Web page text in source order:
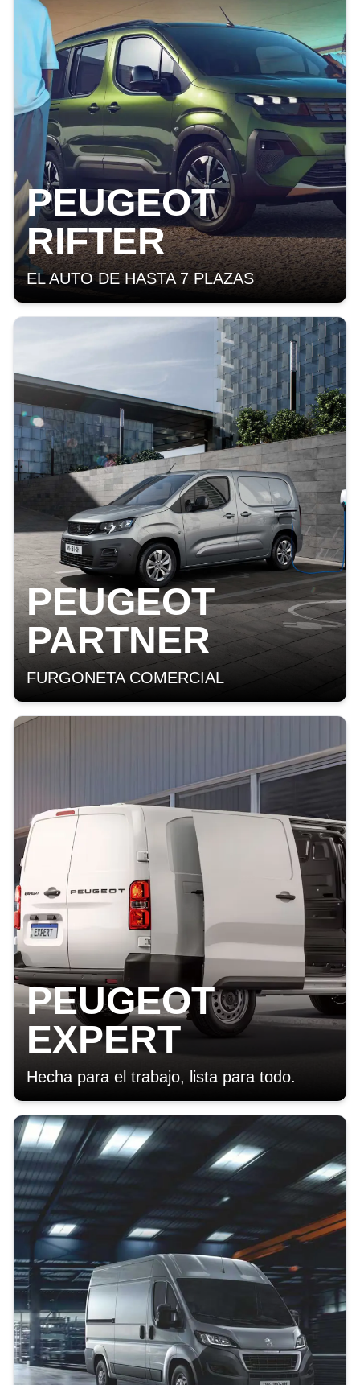
PEUGEOT
RIFTER
EL AUTO DE HASTA 7 PLAZAS
PEUGEOT
PARTNER
FURGONETA COMERCIAL
PEUGEOT
EXPERT
Hecha para el trabajo, lista para todo.